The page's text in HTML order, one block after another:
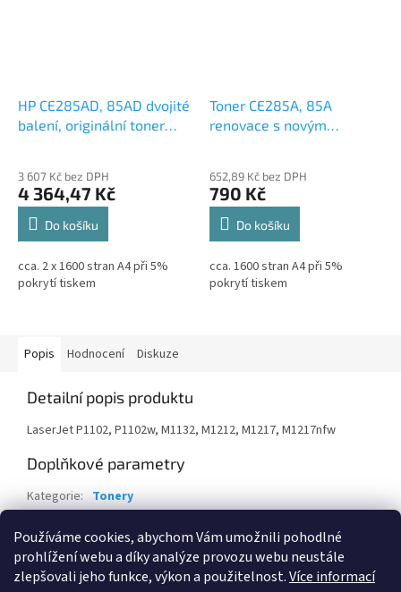
Používáme cookies, abychom Vám umožnili pohodlné
prohlížení webu a díky analýze provozu webu neustále
zlepšovali jeho funkce, výkon a použitelnost.Více informací
HP CE285AD, 85AD dvojité
balení, originální toner
3 607 Kč bez DPH
4 364,47 Kč
Do košíku
cca. 2 x 1600 stran A4 při 5%
pokrytí tiskem
Toner CE285A, 85A
renovace s novým
652,89 Kč bez DPH
790 Kč
Do košíku
cca. 1600 stran A4 při 5%
pokrytí tiskem
Popis Hodnocení Diskuze
Detailní popis produktu
LaserJet P1102, P1102w, M1132, M1212, M1217, M1217nfw
Doplňkové parametry
Kategorie: Tonery
EAN: 887758522554